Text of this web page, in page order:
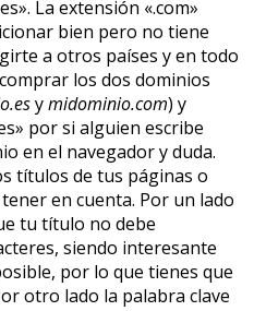
La extensión «.com»
bien pero no tiene
a otros países y en todo
los dos dominios
ymidominio.com) y
por si alguien escribe
en el navegador y duda.
títulos de tus páginas o
en cuenta. Por un lado
tu título no debe
siendo interesante
por lo que tienes que
otro lado la palabra clave